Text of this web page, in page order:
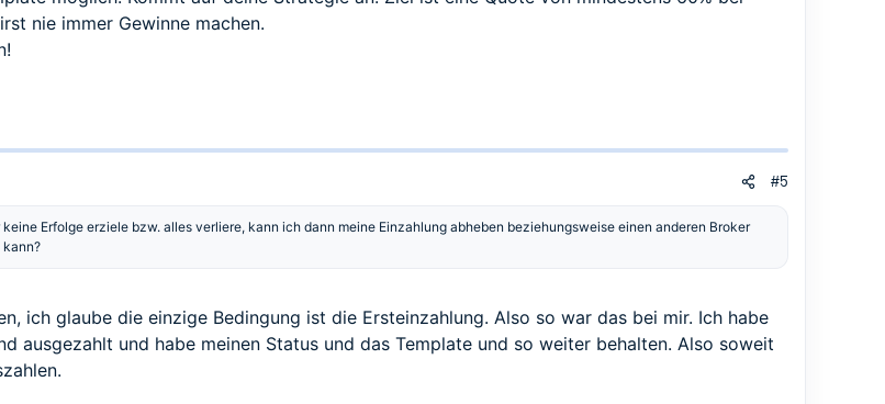
nie immer Gewinne machen.
#5
Erfolge erziele bzw. alles verliere, kann ich dann meine Einzahlung abheben beziehungsweise einen anderen Broker
kann?
ich glaube die einzige Bedingung ist die Ersteinzahlung. Also so war das bei mir. Ich habe
ausgezahlt und habe meinen Status und das Template und so weiter behalten. Also soweit